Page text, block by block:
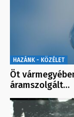
HAZÁNK - KÖZÉLET
Öt
áramszolgált…